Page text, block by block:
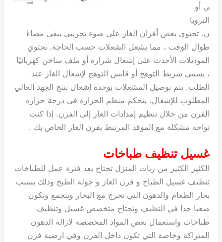
ي أو
البروبا
ن. تحتوي بعض أفران الغاز على ضوء تجريبي يبقى مضاءً
طوال الوقت ، مما يشعل الشعلات حسب الحاجة. تحتوي
الموديلات الأحدث على إشعال شرارة أو ملف ساخن كهربائيًا
، يسمى شريط التوهج أو قابس التوهج لإشعال الغاز عند
الطلب. يتم توصيل المشعلات بوحدة إشعال تنتج الجهد العالي
المطلوب للإشعال. يتحكم منظم الحرارة في درجة حرارة
الفرن من خلال تنظيم إمدادات الغاز إلى الفرن. إذا كنت
تواجه مشكلة مع الموقد المرتبط بفرن الغاز الخاص بك .
غسيل تنظيف طباخات
الكثير الكثير من ربات المنزل تحتاج بعد فترة عمل للطباخات
تنظيف غسيل الطباخ و فرن الغاز و جولة الطبخ وذلك بسبب
بخار الطعام والدهون التي تخرج مع البخار وتتجمع وتكون
صعبا جدا في التظيف وتحتاج متخصص غسيل وتنظيف
طباخات واستعمال بعض المواد المخصصة لازالة الدهون
المتراكة وخاصة التي تكون داخل الفرن وفي ارضية فرن